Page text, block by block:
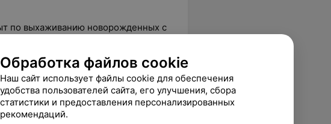
по выхаживанию новорожденных с
массой тела при рождении в
центре
в отделении
реанимации и интенсивной
Обработка файлов cookie
Наш сайт использует файлы cookie для обеспечения
удобства пользователей сайта, его улучшения, сбора
статистики и предоставления персонализированных
рекомендаций.